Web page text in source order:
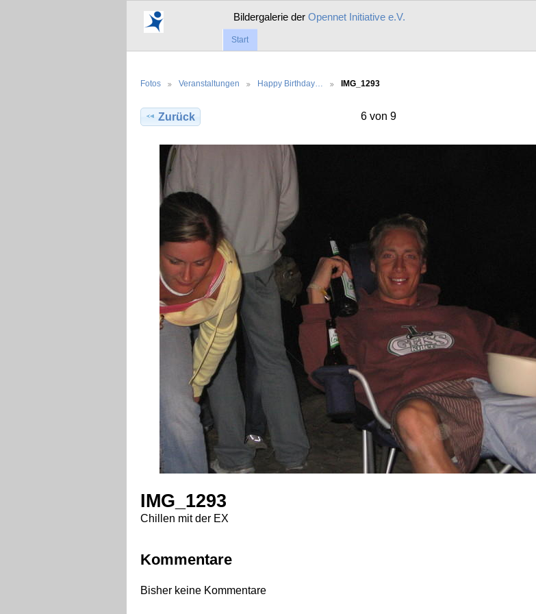
Bildergalerie derOpennet Initiative e.V.
Start
Fotos Veranstaltungen Happy Birthday… IMG_1293
Zurück 6 von 9
IMG_1293
Chillen mit der EX
Kommentare
Bisher keine Kommentare